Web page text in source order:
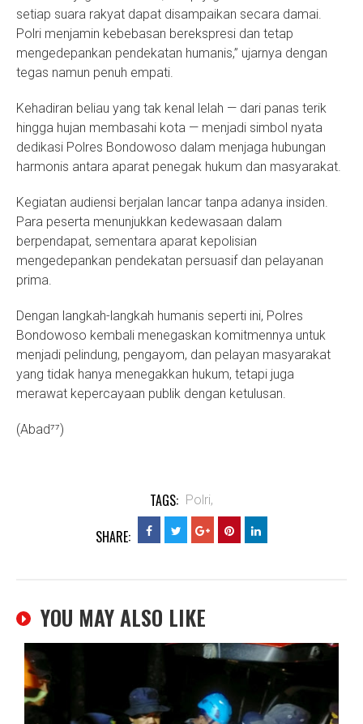
setiap suara rakyat dapat disampaikan secara damai.
Polri menjamin kebebasan berekspresi dan tetap
mengedepankan pendekatan humanis,” ujarnya dengan
tegas namun penuh empati.
Kehadiran beliau yang tak kenal lelah — dari panas terik
hingga hujan membasahi kota — menjadi simbol nyata
dedikasi Polres Bondowoso dalam menjaga hubungan
harmonis antara aparat penegak hukum dan masyarakat.
Kegiatan audiensi berjalan lancar tanpa adanya insiden.
Para peserta menunjukkan kedewasaan dalam
berpendapat, sementara aparat kepolisian
mengedepankan pendekatan persuasif dan pelayanan
prima.
Dengan langkah-langkah humanis seperti ini, Polres
Bondowoso kembali menegaskan komitmennya untuk
menjadi pelindung, pengayom, dan pelayan masyarakat
yang tidak hanya menegakkan hukum, tetapi juga
merawat kepercayaan publik dengan ketulusan.
(Abad⁷⁷)
TAGS: Polri,
SHARE:
YOU MAY ALSO LIKE